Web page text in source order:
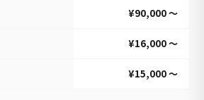
¥90,000 〜
¥16,000 〜
¥15,000 〜